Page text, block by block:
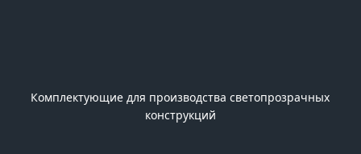
Комплектующие для производства светопрозрачных
конструкций